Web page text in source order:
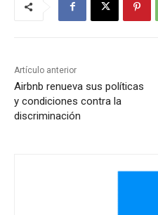
Artículo anterior
Airbnb renueva sus políticas
y condiciones contra la
discriminación